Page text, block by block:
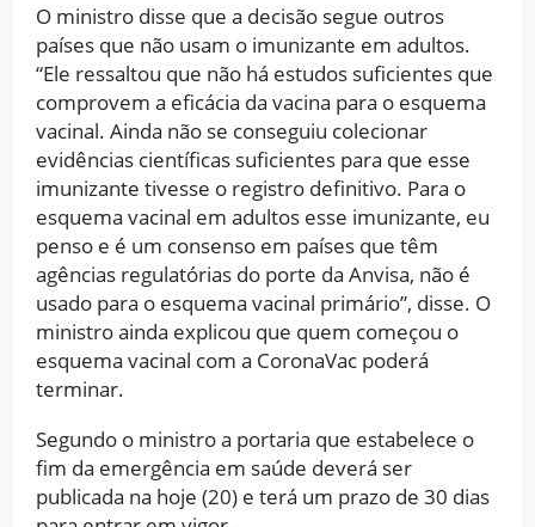
O ministro disse que a decisão segue outros
países que não usam o imunizante em adultos.
“Ele ressaltou que não há estudos suficientes que
comprovem a eficácia da vacina para o esquema
vacinal. Ainda não se conseguiu colecionar
evidências científicas suficientes para que esse
imunizante tivesse o registro definitivo. Para o
esquema vacinal em adultos esse imunizante, eu
penso e é um consenso em países que têm
agências regulatórias do porte da Anvisa, não é
usado para o esquema vacinal primário”, disse. O
ministro ainda explicou que quem começou o
esquema vacinal com a CoronaVac poderá
terminar.
Segundo o ministro a portaria que estabelece o
fim da emergência em saúde deverá ser
publicada na hoje (20) e terá um prazo de 30 dias